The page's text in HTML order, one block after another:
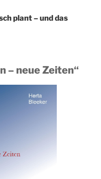
plant – und das
– neue Zeiten“